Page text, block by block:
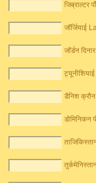
जिब्राल्टर
जॉर्जियाई
जॉर्डन
डैनिश
डोमिनिकन